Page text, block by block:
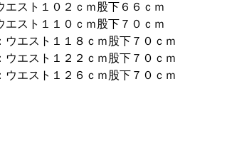
スト１０２ｃｍ股下６６ｃｍ
スト１１０ｃｍ股下７０ｃｍ
エスト１１８ｃｍ股下７０ｃｍ
エスト１２２ｃｍ股下７０ｃｍ
エスト１２６ｃｍ股下７０ｃｍ